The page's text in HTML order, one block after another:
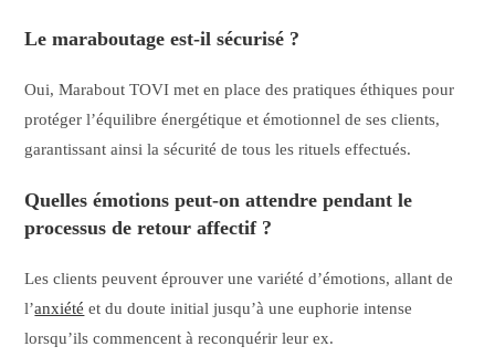
Le maraboutage est-il sécurisé ?
Oui, Marabout TOVI met en place des pratiques éthiques pour
protéger l’équilibre énergétique et émotionnel de ses clients,
garantissant ainsi la sécurité de tous les rituels effectués.
Quelles émotions peut-on attendre pendant le
processus de retour affectif ?
Les clients peuvent éprouver une variété d’émotions, allant de
l’anxiété et du doute initial jusqu’à une euphorie intense
lorsqu’ils commencent à reconquérir leur ex.